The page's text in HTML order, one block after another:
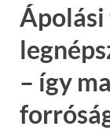
– így